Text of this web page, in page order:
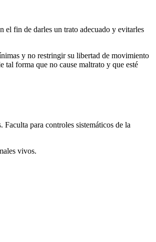
el fin de darles un trato adecuado y evitarles
y no restringir su libertad de movimiento
tal forma que no cause maltrato y que esté
Faculta para controles sistemáticos de la
vivos.